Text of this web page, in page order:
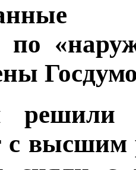
по
высшим